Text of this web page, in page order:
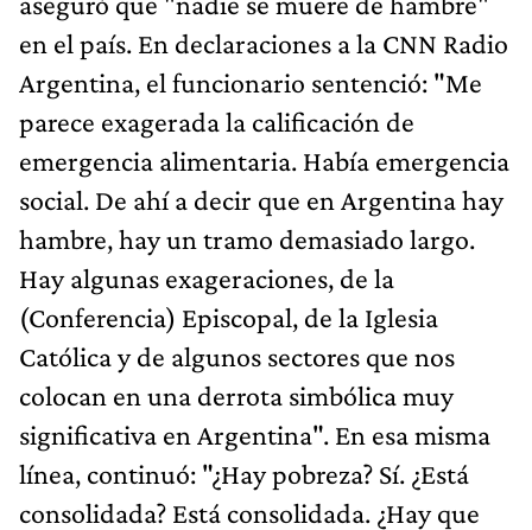
en el país. En declaraciones a la CNN Radio
Argentina, el funcionario sentenció: "Me
parece exagerada la calificación de
emergencia alimentaria. Había emergencia
social. De ahí a decir que en Argentina hay
hambre, hay un tramo demasiado largo.
Hay algunas exageraciones, de la
(Conferencia) Episcopal, de la Iglesia
Católica y de algunos sectores que nos
colocan en una derrota simbólica muy
significativa en Argentina". En esa misma
línea, continuó: "¿Hay pobreza? Sí. ¿Está
consolidada? Está consolidada. ¿Hay que